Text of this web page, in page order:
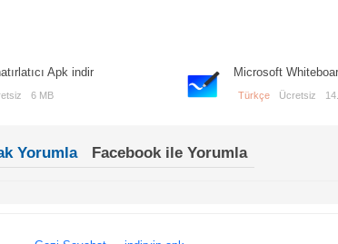
Apk indir
6 MB
Microsoft
Türkçe Ücretsiz
Yorumla Facebook ile Yorumla